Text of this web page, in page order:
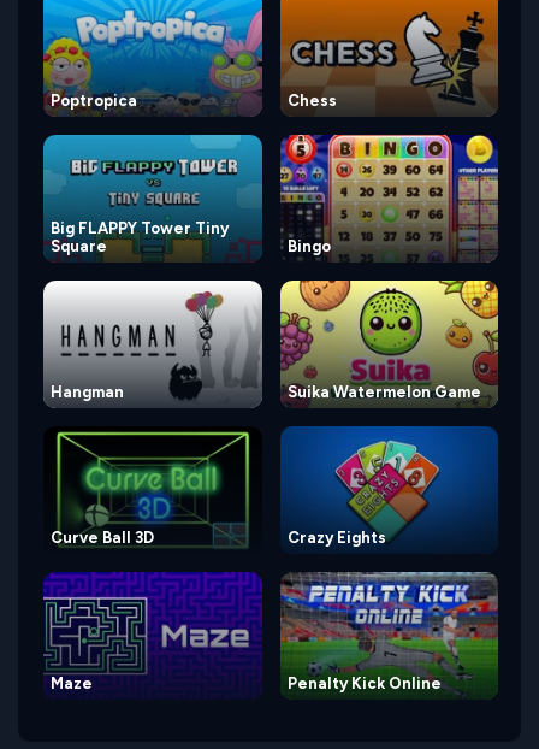
Poptropica Chess
Big FLAPPY Tower Tiny
Square
Bingo
Hangman Suika Watermelon Game
Curve Ball 3D Crazy Eights
Maze Penalty Kick Online